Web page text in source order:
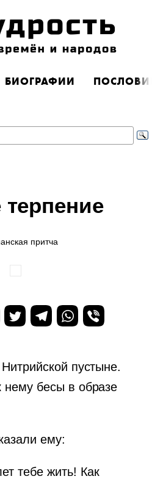
БИОГРАФИИ
притча
пустыне.
бесы в образе
ему:
тебе жить! Как